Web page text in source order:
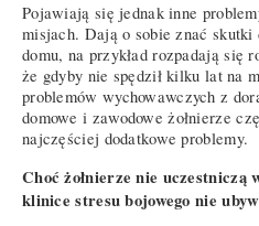
Pojawiają się jednak inne
misjach. Dają o sobie znać skutki
domu, na przykład rozpadają się
że gdyby nie spędził kilku lat na
problemów wychowawczych z
domowe i zawodowe żołnierze
najczęściej dodatkowe problemy.
Choć żołnierze nie uczestniczą
klinice stresu bojowego nie